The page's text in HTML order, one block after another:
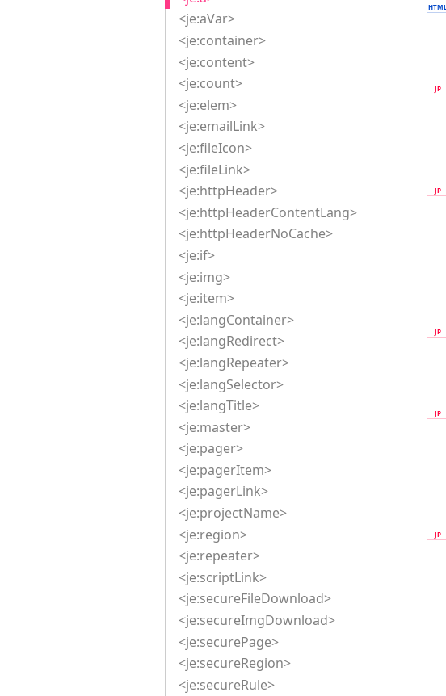
<je:aVar>
<je:container>
<je:content>
<je:count>
<je:elem>
<je:emailLink>
<je:fileIcon>
<je:fileLink>
<je:httpHeader>
<je:httpHeaderContentLang>
<je:httpHeaderNoCache>
<je:if>
<je:img>
<je:item>
<je:langContainer>
<je:langRedirect>
<je:langRepeater>
<je:langSelector>
<je:langTitle>
<je:master>
<je:pager>
<je:pagerItem>
<je:pagerLink>
<je:projectName>
<je:region>
<je:repeater>
<je:scriptLink>
<je:secureFileDownload>
<je:secureImgDownload>
<je:securePage>
<je:secureRegion>
<je:secureRule>